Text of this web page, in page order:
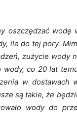
oszczędzać wodę
ile do tej pory.
zużycie wody
co 20 lat
w dostawach
są takie, że
wody do